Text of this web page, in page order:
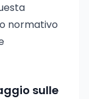
normativo
sulle